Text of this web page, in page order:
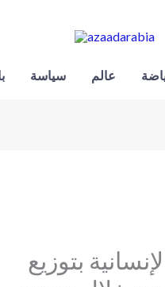
سياسة عالم
بتوزيع